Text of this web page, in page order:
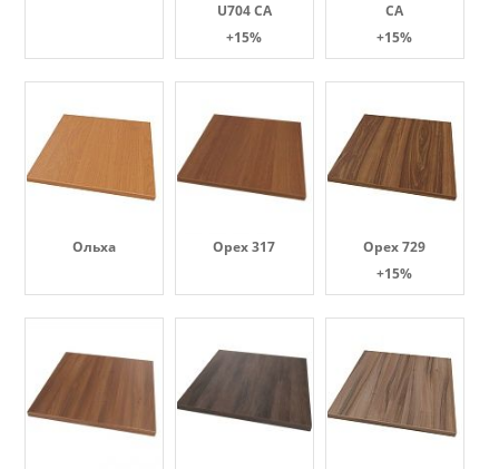
U704 CA
+15%
CA
+15%
Ольха Орех 317
Орех 729
+15%